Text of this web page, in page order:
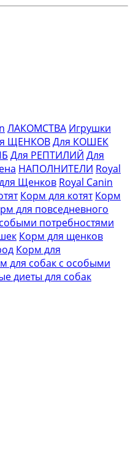
ЛАКОМСТВА Игрушки
ЩЕНКОВДля КОШЕК
Для РЕПТИЛИЙ Для
НАПОЛНИТЕЛИ Royal
Щенков Royal Canin
Корм для котят Корм
для повседневного
потребностями
Корм для щенков
Корм для
для собак с особыми
диеты для собак